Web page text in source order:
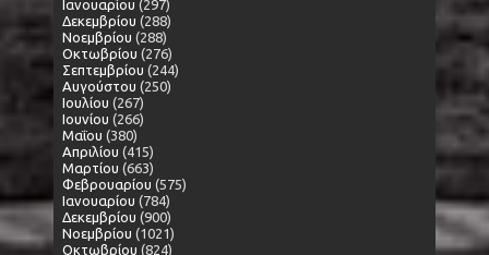
Ιανουαρίου (297)
Δεκεμβρίου (288)
Νοεμβρίου (288)
Οκτωβρίου (276)
Σεπτεμβρίου (244)
Αυγούστου (250)
Ιουλίου (267)
Ιουνίου (266)
Μαΐου (380)
Απριλίου (415)
Μαρτίου (663)
Φεβρουαρίου (575)
Ιανουαρίου (784)
Δεκεμβρίου (900)
Νοεμβρίου (1021)
Οκτωβρίου (824)